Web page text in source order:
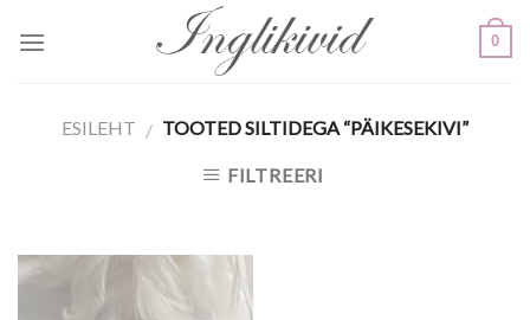
0
ESILEHT / TOOTED SILTIDEGA “PÄIKESEKIVI”
FILTREERI